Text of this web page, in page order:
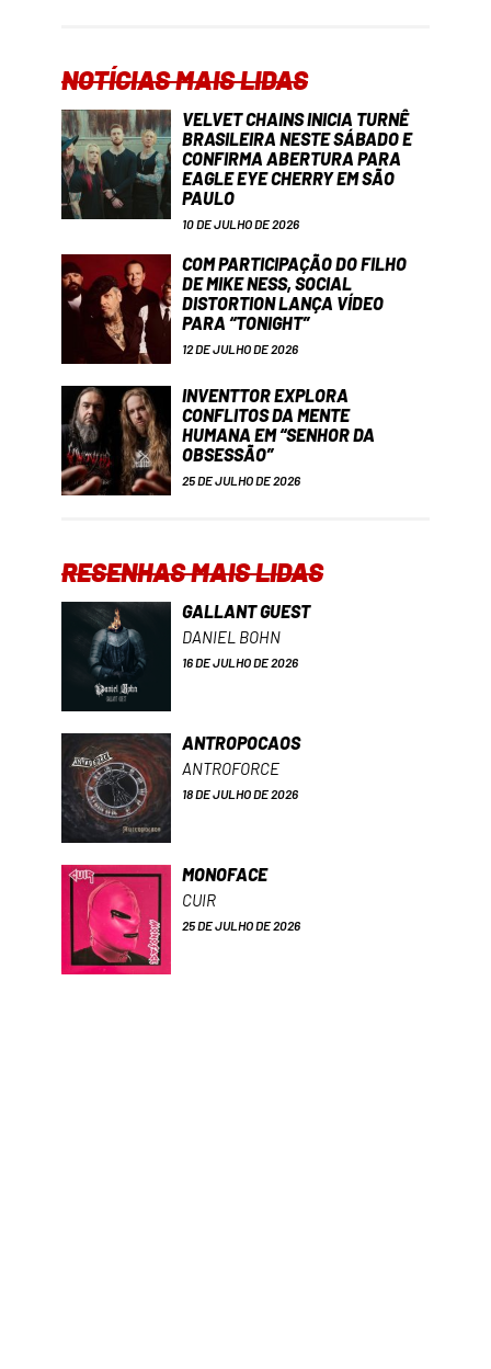
NOTÍCIAS MAIS LIDAS
VELVET CHAINS INICIA TURNÊ
BRASILEIRA NESTE SÁBADO E
CONFIRMA ABERTURA PARA
EAGLE EYE CHERRY EM SÃO
PAULO
10 DE JULHO DE 2026
COM PARTICIPAÇÃO DO FILHO
DE MIKE NESS, SOCIAL
DISTORTION LANÇA VÍDEO
PARA “TONIGHT”
12 DE JULHO DE 2026
INVENTTOR EXPLORA
CONFLITOS DA MENTE
HUMANA EM “SENHOR DA
OBSESSÃO”
25 DE JULHO DE 2026
RESENHAS MAIS LIDAS
GALLANT GUEST
DANIEL BOHN
16 DE JULHO DE 2026
ANTROPOCAOS
ANTROFORCE
18 DE JULHO DE 2026
MONOFACE
CUIR
25 DE JULHO DE 2026